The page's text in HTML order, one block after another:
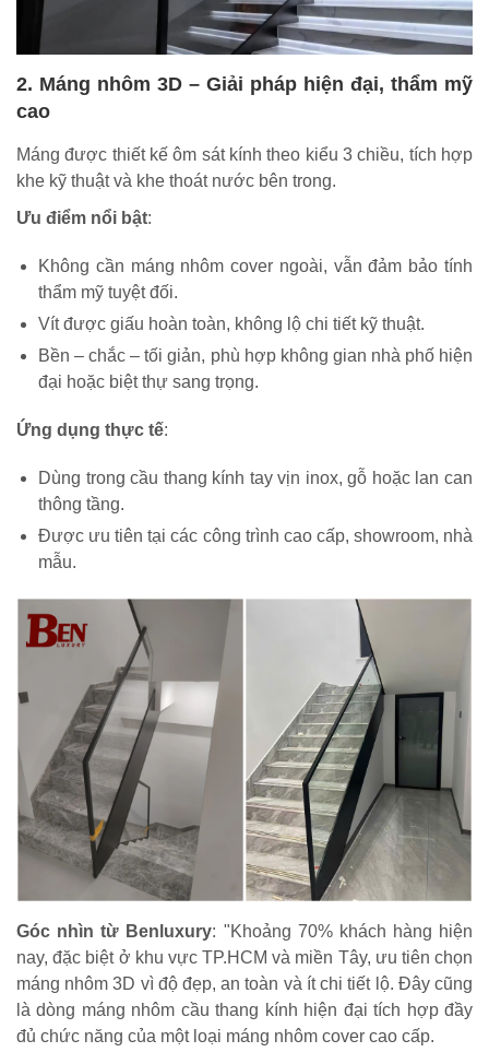
2. Máng nhôm 3D – Giải pháp hiện đại, thẩm mỹ
cao
Máng được thiết kế ôm sát kính theo kiểu 3 chiều, tích hợp
khe kỹ thuật và khe thoát nước bên trong.
Ưu điểm nổi bật:
Không cần máng nhôm cover ngoài, vẫn đảm bảo tính
thẩm mỹ tuyệt đối.
Vít được giấu hoàn toàn, không lộ chi tiết kỹ thuật.
Bền – chắc – tối giản, phù hợp không gian nhà phố hiện
đại hoặc biệt thự sang trọng.
Ứng dụng thực tế:
Dùng trong cầu thang kính tay vịn inox, gỗ hoặc lan can
thông tầng.
Được ưu tiên tại các công trình cao cấp, showroom, nhà
mẫu.
Góc nhìn từ Benluxury: "Khoảng 70% khách hàng hiện
nay, đặc biệt ở khu vực TP.HCM và miền Tây, ưu tiên chọn
máng nhôm 3D vì độ đẹp, an toàn và ít chi tiết lộ. Đây cũng
là dòng máng nhôm cầu thang kính hiện đại tích hợp đầy
đủ chức năng của một loại máng nhôm cover cao cấp.